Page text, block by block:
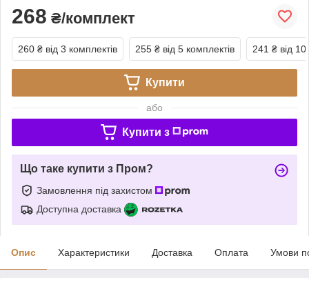
268 ₴/комплект
260 ₴ від 3 комплектів 255 ₴ від 5 комплектів 241 ₴ від
Купити
або
Купити з
Що таке купити з Пром?
Замовлення під захистом
Доступна доставка
Опис Характеристики Доставка Оплата Умови